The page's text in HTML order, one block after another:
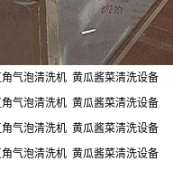
气泡清洗机 黄瓜酱菜清洗设备
气泡清洗机 黄瓜酱菜清洗设备
气泡清洗机 黄瓜酱菜清洗设备
气泡清洗机 黄瓜酱菜清洗设备